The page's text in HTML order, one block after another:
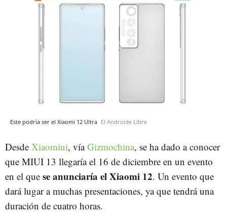
Este podría ser el Xiaomi 12 Ultra El Androide Libre
Desde Xiaomiui, víaGizmochina, se ha dado a conocer
que MIUI 13 llegaría el 16 de diciembre en un evento
en el que se anunciaría el Xiaomi 12. Un evento que
dará lugar a muchas presentaciones, ya que tendrá una
duración de cuatro horas.